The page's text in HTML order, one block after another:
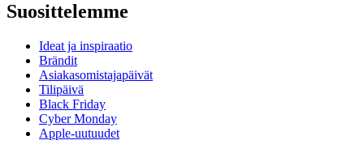
Suosittelemme
Ideat ja inspiraatio
Brändit
Asiakasomistajapäivät
Tilipäivä
Black Friday
Cyber Monday
Apple-uutuudet